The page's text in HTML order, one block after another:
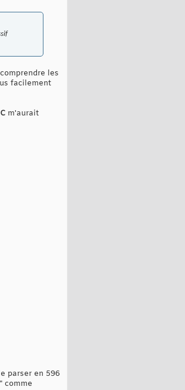
les
facilement
C m'aurait
parser en 596
comme